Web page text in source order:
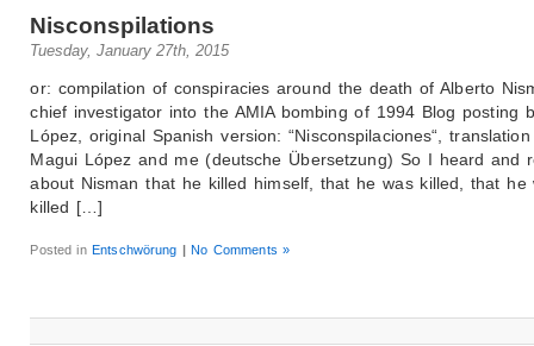
Nisconspilations
Tuesday, January 27th, 2015
or: compilation of conspiracies around the death of Alberto
chief investigator into the AMIA bombing of 1994 Blog posting
López, original Spanish version: “Nisconspilaciones“,
Magui López and me (deutsche Übersetzung) So I heard and
about Nisman that he killed himself, that he was killed, that he
killed […]
Posted inEntschwörung | No Comments »